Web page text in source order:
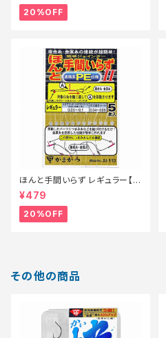
20%OFF
ほんと手間いらず レギュラー【特
価仕掛】【20】
¥479
20%OFF
その他の商品